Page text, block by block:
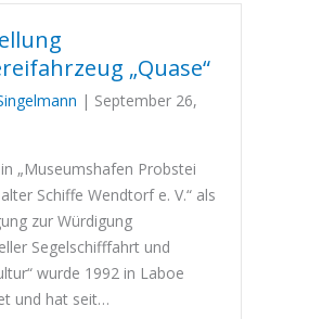
„Quase“
| September 26,
„Museumshafen Probstei
Schiffe Wendtorf e. V.“ als
zur Würdigung
Segelschifffahrt und
wurde 1992 in Laboe
und hat seit…